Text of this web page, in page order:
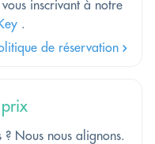
inscrivant à notre
.
de réservation
Nous nous alignons.